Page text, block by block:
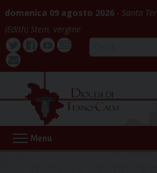
content
domenica 09 agosto 2026
Santa
(Edith) Stein, vergine
Twitter
Buona
webmail
Menu